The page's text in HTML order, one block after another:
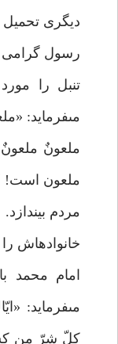
ديگرى تحميل
رسول گرامى
تنبل را
مى‏فرمايد:
ملعون است!
مردم
خانواده‏اش را
امام محمد
مى‏فرمايد:
كلّ شرّ من